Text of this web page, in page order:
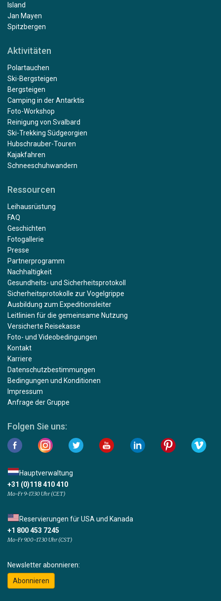
Island
Jan Mayen
Spitzbergen
Aktivitäten
Polartauchen
Ski-Bergsteigen
Bergsteigen
Camping in der Antarktis
Foto-Workshop
Reinigung von Svalbard
Ski-Trekking Südgeorgien
Hubschrauber-Touren
Kajakfahren
Schneeschuhwandern
Ressourcen
Leihausrüstung
FAQ
Geschichten
Fotogallerie
Presse
Partnerprogramm
Nachhaltigkeit
Gesundheits- und Sicherheitsprotokoll
Sicherheitsprotokolle zur Vogelgrippe
Ausbildung zum Expeditionsleiter
Leitlinien für die gemeinsame Nutzung
Versicherte Reisekasse
Foto- und Videobedingungen
Kontakt
Karriere
Datenschutzbestimmungen
Bedingungen und Konditionen
Impressum
Anfrage der Gruppe
Folgen Sie uns:
Hauptverwaltung
+31 (0)118 410 410
Mo-Fr 9-17:30 Uhr (CET)
Reservierungen für USA und Kanada
+1 800 453 7245
Mo-Fr 9.00-17.30 Uhr (CST)
Newsletter abonnieren:
Abonnieren